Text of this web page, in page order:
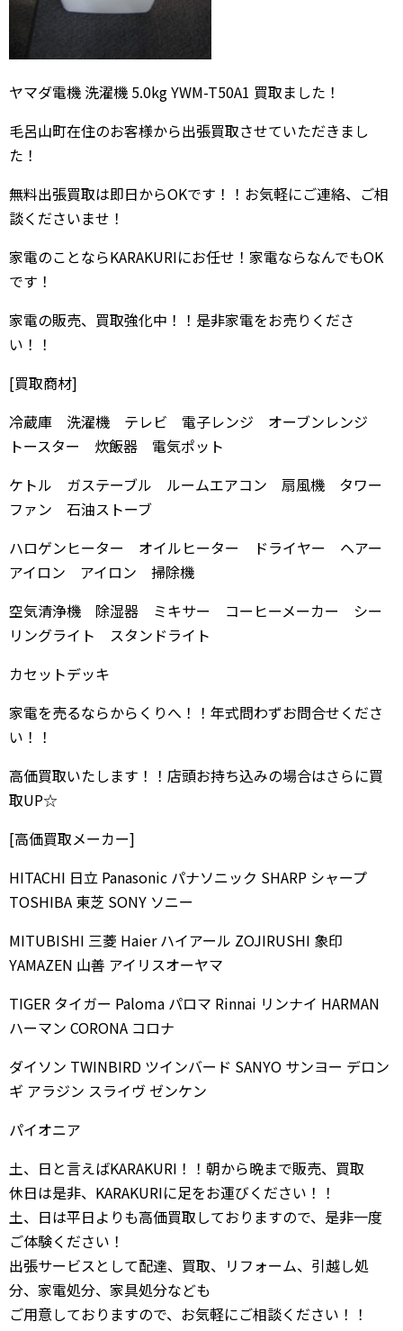
ヤマダ電機 洗濯機 5.0kg YWM-T50A1 買取ました！
毛呂山町在住のお客様から出張買取させていただきまし
た！
無料出張買取は即日からOKです！！お気軽にご連絡、ご相
談くださいませ！
家電のことならKARAKURIにお任せ！家電ならなんでもOK
です！
家電の販売、買取強化中！！是非家電をお売りくださ
い！！
[買取商材]
冷蔵庫 洗濯機 テレビ 電子レンジ オーブンレンジ
トースター 炊飯器 電気ポット
ケトル ガステーブル ルームエアコン 扇風機 タワー
ファン 石油ストーブ
ハロゲンヒーター オイルヒーター ドライヤー ヘアー
アイロン アイロン 掃除機
空気清浄機 除湿器 ミキサー コーヒーメーカー シー
リングライト スタンドライト
カセットデッキ
家電を売るならからくりへ！！年式問わずお問合せくださ
い！！
高価買取いたします！！店頭お持ち込みの場合はさらに買
取UP☆
[高価買取メーカー]
HITACHI 日立 Panasonic パナソニック SHARP シャープ
TOSHIBA 東芝 SONY ソニー
MITUBISHI 三菱 Haier ハイアール ZOJIRUSHI 象印
YAMAZEN 山善 アイリスオーヤマ
TIGER タイガー Paloma パロマ Rinnai リンナイ HARMAN
ハーマン CORONA コロナ
ダイソン TWINBIRD ツインバード SANYO サンヨー デロン
ギ アラジン スライヴ ゼンケン
パイオニア
土、日と言えばKARAKURI！！朝から晩まで販売、買取
休日は是非、KARAKURIに足をお運びください！！
土、日は平日よりも高価買取しておりますので、是非一度
ご体験ください！
出張サービスとして配達、買取、リフォーム、引越し処
分、家電処分、家具処分なども
ご用意しておりますので、お気軽にご相談ください！！